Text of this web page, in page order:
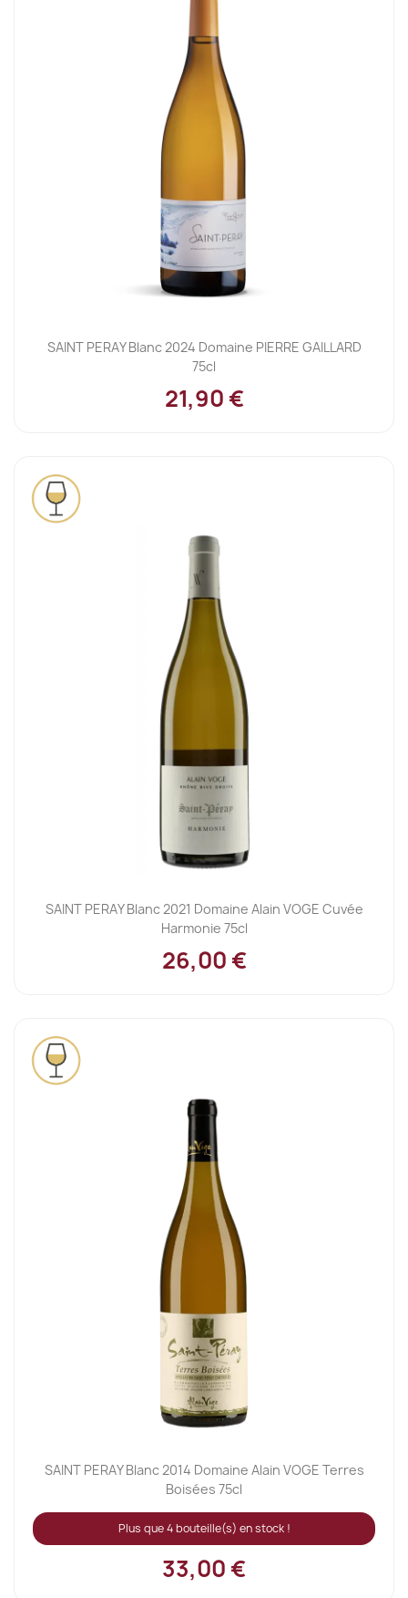
SAINT PERAY Blanc 2024 Domaine PIERRE GAILLARD
75cl
21,90 €
SAINT PERAY Blanc 2021 Domaine Alain VOGE Cuvée
Harmonie 75cl
26,00 €
SAINT PERAY Blanc 2014 Domaine Alain VOGE Terres
Boisées 75cl
Plus que 4 bouteille(s) en stock !
33,00 €